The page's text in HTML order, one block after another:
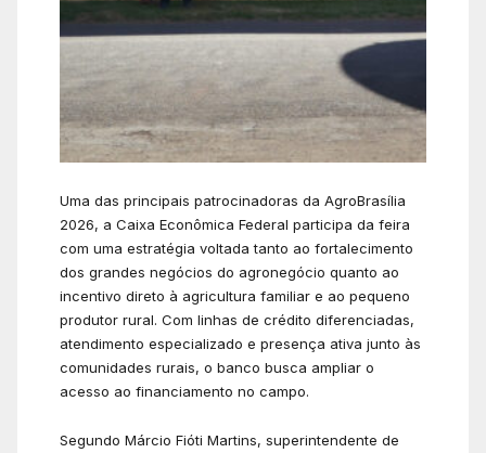
Uma das principais patrocinadoras da AgroBrasília
2026, a Caixa Econômica Federal participa da feira
com uma estratégia voltada tanto ao fortalecimento
dos grandes negócios do agronegócio quanto ao
incentivo direto à agricultura familiar e ao pequeno
produtor rural. Com linhas de crédito diferenciadas,
atendimento especializado e presença ativa junto às
comunidades rurais, o banco busca ampliar o
acesso ao financiamento no campo.
Segundo Márcio Fióti Martins, superintendente de